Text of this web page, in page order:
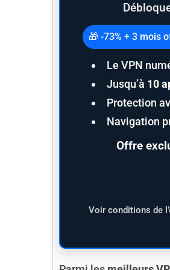
🎁 -73% + 3 mois
Le VPN
Jusqu’à 10
Protection
Navigation
Offre
Voir conditions de